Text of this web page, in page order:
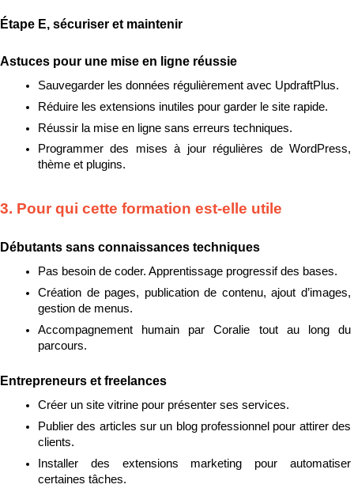
Étape E, sécuriser et maintenir
Astuces pour une mise en ligne réussie
Sauvegarder les données régulièrement avec UpdraftPlus.
Réduire les extensions inutiles pour garder le site rapide.
Réussir la mise en ligne sans erreurs techniques.
Programmer des mises à jour régulières de WordPress,
thème et plugins.
3. Pour qui cette formation est-elle utile
Débutants sans connaissances techniques
Pas besoin de coder. Apprentissage progressif des bases.
Création de pages, publication de contenu, ajout d’images,
gestion de menus.
Accompagnement humain par Coralie tout au long du
parcours.
Entrepreneurs et freelances
Créer un site vitrine pour présenter ses services.
Publier des articles sur un blog professionnel pour attirer des
clients.
Installer des extensions marketing pour automatiser
certaines tâches.